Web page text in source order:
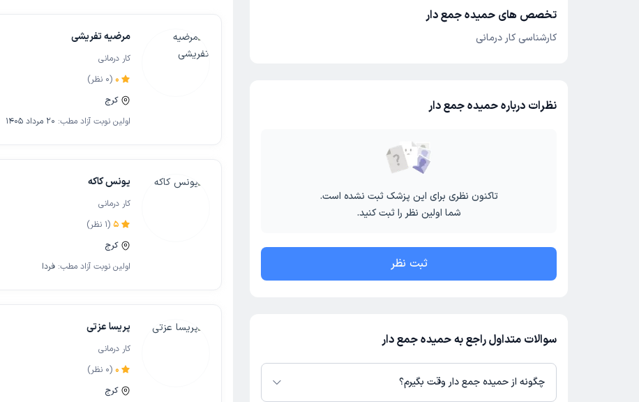
مرضیه تفریشی
کار درمانی
0
(
0 نظر)
کرج
اولین نوبت آزاد مطب: 20 مرداد 1405
یونس کاکه
کار درمانی
5
(
1 نظر)
کرج
اولین نوبت آزاد مطب: فردا
پریسا عزتی
کار درمانی
0
(
0 نظر)
کرج
تخصص های حمیده جمع دار
کارشناسی کار درمانی
نظرات درباره حمیده جمع دار
تاکنون نظری برای این پزشک ثبت نشده است.
شما اولین نظر را ثبت کنید.
ثبت نظر
سوالات متداول راجع به حمیده جمع دار
چگونه از حمیده جمع دار وقت بگیرم؟